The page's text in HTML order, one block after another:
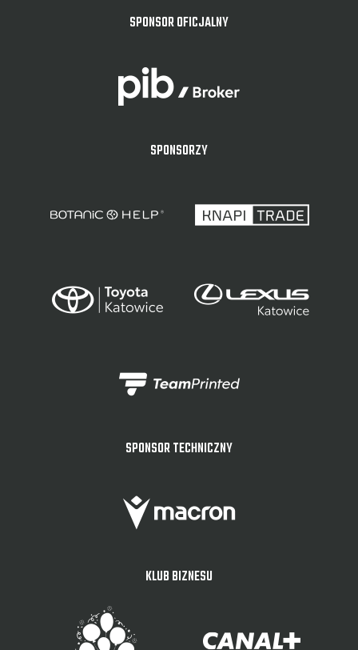
SPONSOR OFICJALNY
SPONSORZY
SPONSOR TECHNICZNY
KLUB BIZNESU